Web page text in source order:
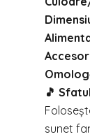
🎵
sunet